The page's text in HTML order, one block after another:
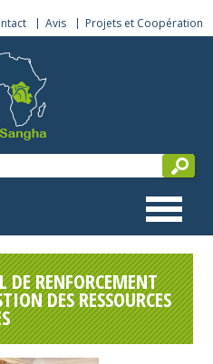
Avis
Projets et Coopération
DE RENFORCEMENT
DES RESSOURCES